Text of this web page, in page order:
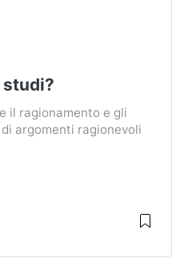
studi?
il ragionamento e gli
argomenti ragionevoli